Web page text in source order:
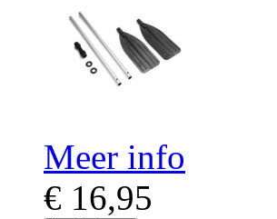
Meer info
€ 16,95